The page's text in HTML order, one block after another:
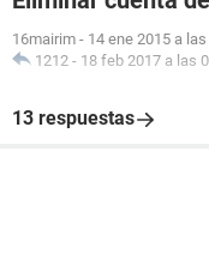
16mairim - 14 ene 2015 a
1212 - 18 feb 2017 a las
13 respuestas